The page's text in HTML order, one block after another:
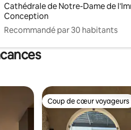
Cathédrale de Notre-Dame de
Conception
Recommandé par 30 habitants
Coup de cœur voyageurs
Coup de cœur voyageurs